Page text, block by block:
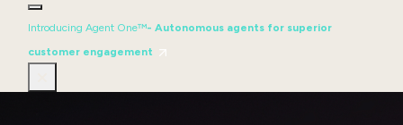
Introducing Agent One™- Autonomous agents for superior
customer engagement